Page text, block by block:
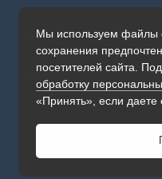
Мы используем файлы
сохранения
посетителей сайта.
обработку
«Принять», если даете
Simatic в России тел.:
+7 (342) 273-82-09
Будни, с 09.00 до 19.00